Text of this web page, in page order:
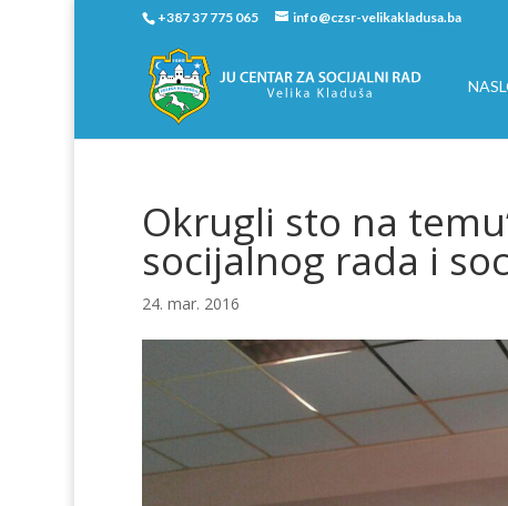
+387 37 775 065 info@czsr-velikakladusa.ba
Okrugli sto na
socijalnog rada i
24. mar. 2016